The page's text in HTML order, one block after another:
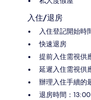
入住/退房
入住登記開始時
快速退房
提前入住需視供
延遲入住需視供
辦理入住手續的
退房時間：13:00